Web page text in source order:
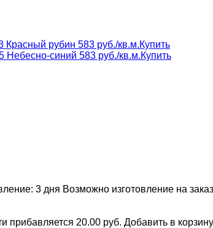
Красный рубин 583 руб./кв.м.Купить
Небесно-синий 583 руб./кв.м.Купить
3 дня Возможно изготовление на
прибавляется 20.00 руб. Добавить в корзину